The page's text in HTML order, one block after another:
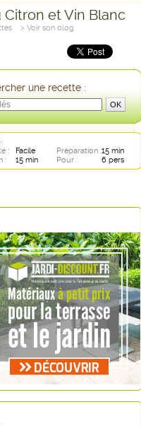
et Vin Blanc
> Voir son blog
une recette :
: Facile Préparation :15 min
:
15 min Pour : 6 pers